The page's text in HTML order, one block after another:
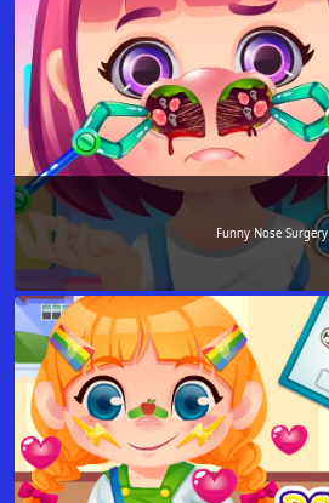
Funny Nose Surgery